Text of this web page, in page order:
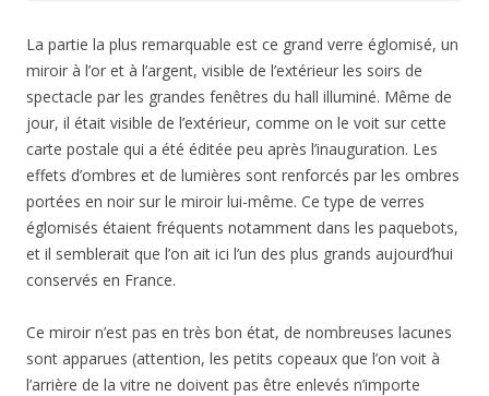
La partie la plus remarquable est ce grand verre églomisé, un
miroir à l’or et à l’argent, visible de l’extérieur les soirs de
spectacle par les grandes fenêtres du hall illuminé. Même de
jour, il était visible de l’extérieur, comme on le voit sur cette
carte postale qui a été éditée peu après l’inauguration. Les
effets d’ombres et de lumières sont renforcés par les ombres
portées en noir sur le miroir lui-même. Ce type de verres
églomisés étaient fréquents notamment dans les paquebots,
et il semblerait que l’on ait ici l’un des plus grands aujourd’hui
conservés en France.
Ce miroir n’est pas en très bon état, de nombreuses lacunes
sont apparues (attention, les petits copeaux que l’on voit à
l’arrière de la vitre ne doivent pas être enlevés n’importe